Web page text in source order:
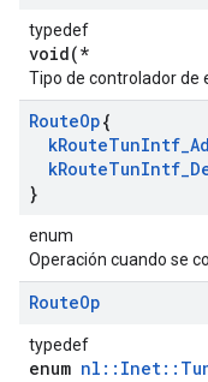
typedef
void(*
Tipo de controlador de
RouteOp{
kRouteTunIntf_
kRouteTunIntf_
}
enum
Operación cuando se
RouteOp
typedef
enum